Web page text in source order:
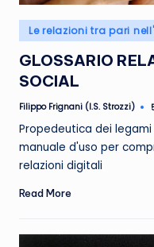
t
e
Posted
in
Le relazioni tra pari
GLOSSARIO
SOCIAL
Posted
Filippo Frignani (I.S. Strozzi)
Propedeutica dei
manuale d'uso per
relazioni digitali
Read More